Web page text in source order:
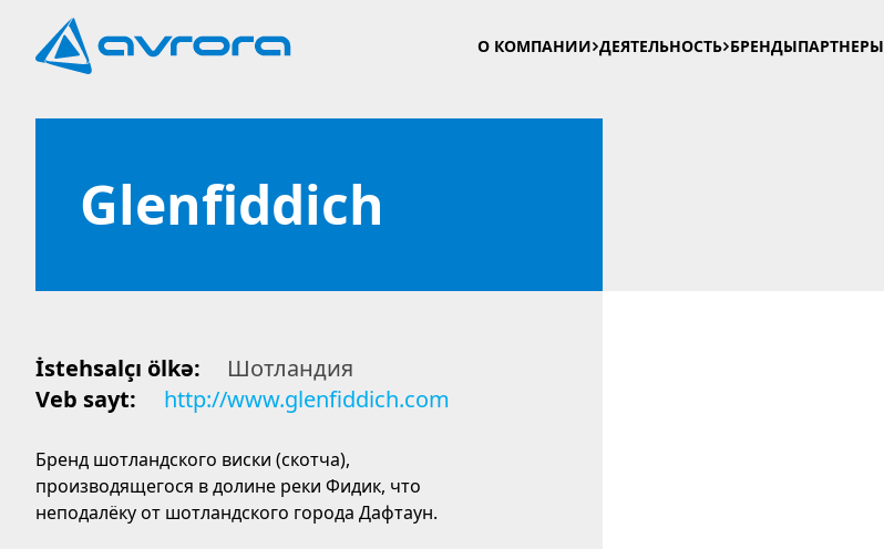
О КОМПАНИИ ДЕЯТЕЛЬНОСТЬ БРЕНДЫПАРТНЕРЫ
Glenfiddich
İstehsalçı ölkə:
Шотландия
Veb sayt:
http://www.glenfiddich.com
Бренд шотландского виски (скотча),
производящегося в долине реки Фидик, что
неподалёку от шотландского города Дафтаун.